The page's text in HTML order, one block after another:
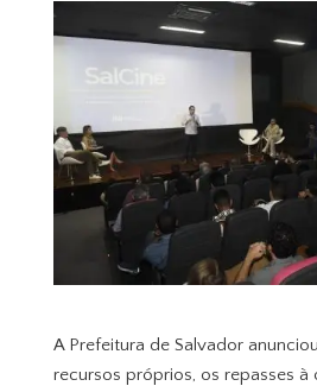
A Prefeitura de Salvador
recursos próprios, os repasses à